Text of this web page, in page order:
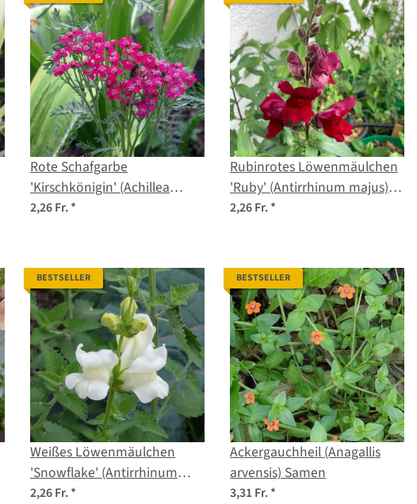
Rote Schafgarbe
'Kirschkönigin' (Achillea
millefolium) Samen
2,26 Fr.*
Rubinrotes Löwenmäulchen
'Ruby' (Antirrhinum majus)
Samen
2,26 Fr.*
BESTSELLER
Weißes Löwenmäulchen
'Snowflake' (Antirrhinum
majus) Samen
2,26 Fr.*
BESTSELLER
Ackergauchheil (Anagallis
arvensis) Samen
3,31 Fr.*